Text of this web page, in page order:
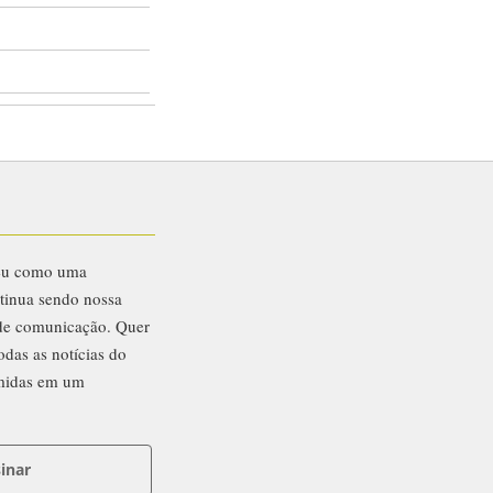
como uma
sendo nossa
comunicação. Quer
as notícias do
em um